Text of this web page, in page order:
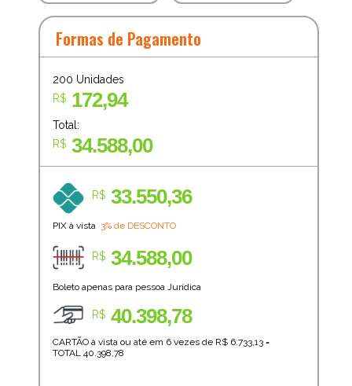
Formas de Pagamento
200 Unidades
R$ 172,94
Total:
R$ 34.588,00
R$ 33.550,36
PIX à vista 3% de DESCONTO
R$ 34.588,00
Boleto apenas para pessoa Jurídica
R$ 40.398,78
CARTÃO à vista ou até em 6 vezes de R$ 6.733,13=
TOTAL 40.398,78